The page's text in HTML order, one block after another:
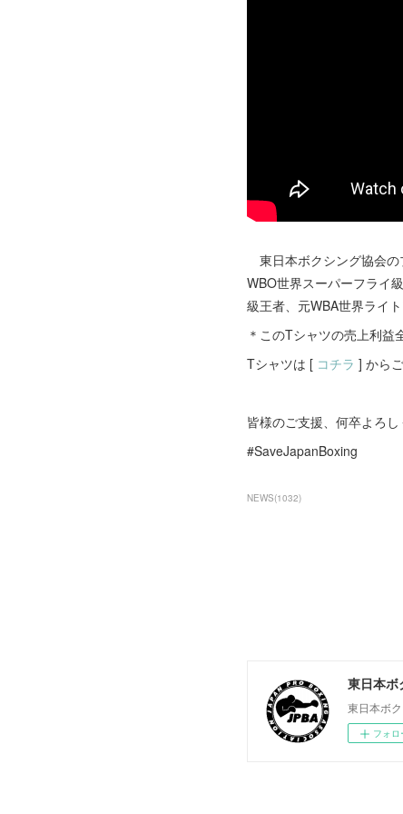
東日本ボクシング協会の
WBO世界スーパーフライ
級王者、元WBA世界ライ
＊このTシャツの売上利益
Tシャツは [ コチラ ] から
皆様のご支援、何卒よろ
#SaveJapanBoxing
NEWS(1032)
東日本ボ
東日本ボ
フォロ